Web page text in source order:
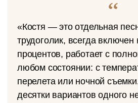
«Костя — это отдельная
трудоголик, всегда включен
процентов, работает с
любом состоянии: с
перелета или ночной
десятки вариантов одного